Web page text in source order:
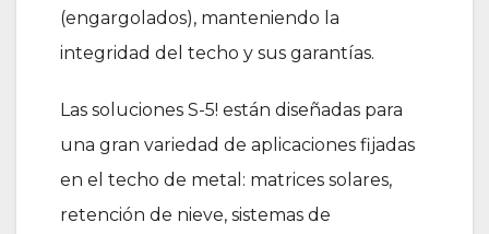
(engargolados), manteniendo la
integridad del techo y sus garantías.
Las soluciones S-5! están diseñadas para
una gran variedad de aplicaciones fijadas
en el techo de metal: matrices solares,
retención de nieve, sistemas de